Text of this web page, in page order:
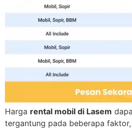
Harga rental mobil di Lasem
tergantung pada beberapa